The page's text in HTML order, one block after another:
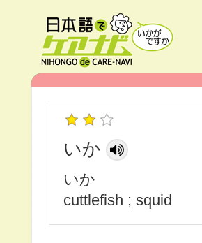
いか
いか
cuttlefish ; squid